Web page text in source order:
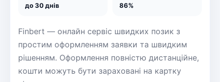
до 30 днів 86%
Finbert — онлайн сервіс швидких позик з
простим оформленням заявки та швидким
рішенням. Оформлення повністю дистанційне,
кошти можуть бути зараховані на картку